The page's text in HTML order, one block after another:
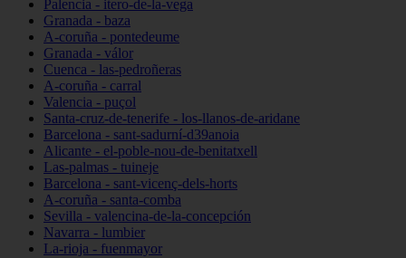
Palencia - itero-de-la-vega
Granada - baza
A-coruña - pontedeume
Granada - válor
Cuenca - las-pedroñeras
A-coruña - carral
Valencia - puçol
Santa-cruz-de-tenerife - los-llanos-de-aridane
Barcelona - sant-sadurní-d39anoia
Alicante - el-poble-nou-de-benitatxell
Las-palmas - tuineje
Barcelona - sant-vicenç-dels-horts
A-coruña - santa-comba
Sevilla - valencina-de-la-concepción
Navarra - lumbier
La-rioja - fuenmayor